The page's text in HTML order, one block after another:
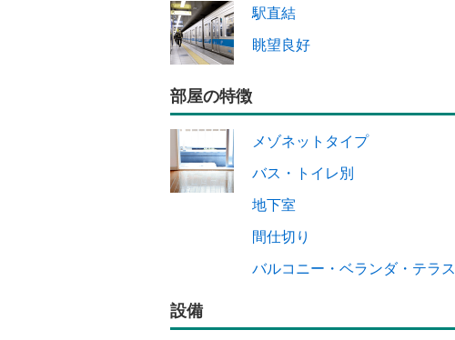
駅直結
眺望良好
部屋の特徴
メゾネットタイプ
バス・トイレ別
地下室
間仕切り
バルコニー・ベランダ・テラス
設備